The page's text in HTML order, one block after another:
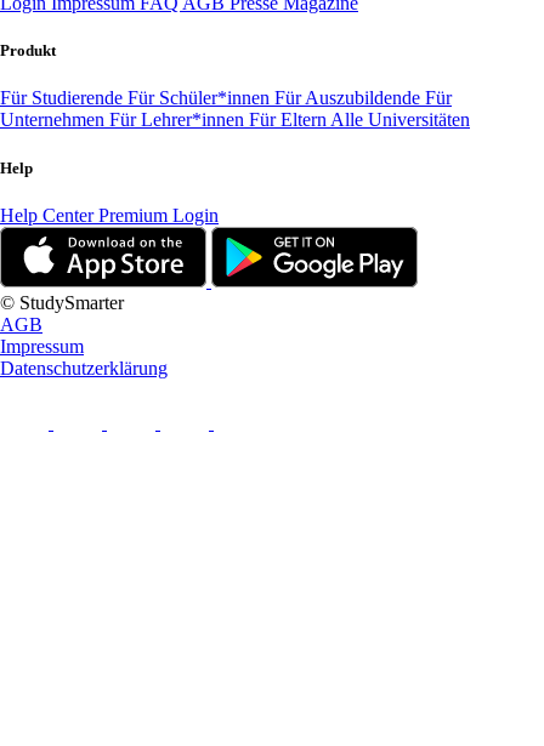
Produkt
Für Studierende Für Schüler*innen Für Auszubildende Für
Unternehmen Für Lehrer*innen Für Eltern Alle Universitäten
Help
Help CenterPremium Login
© StudySmarter
AGB
Impressum
Datenschutzerklärung